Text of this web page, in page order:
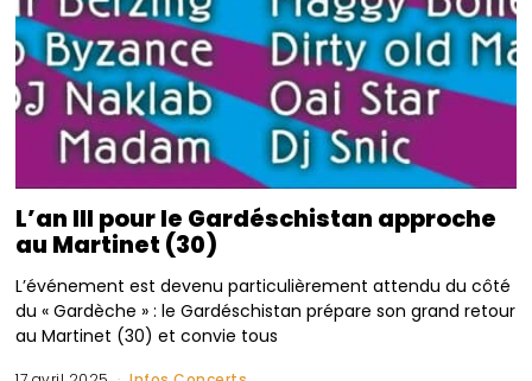
L’an III pour le Gardéschistan approche
au Martinet (30)
L’événement est devenu particulièrement attendu du côté
du « Gardèche » : le Gardéschistan prépare son grand retour
au Martinet (30) et convie tous